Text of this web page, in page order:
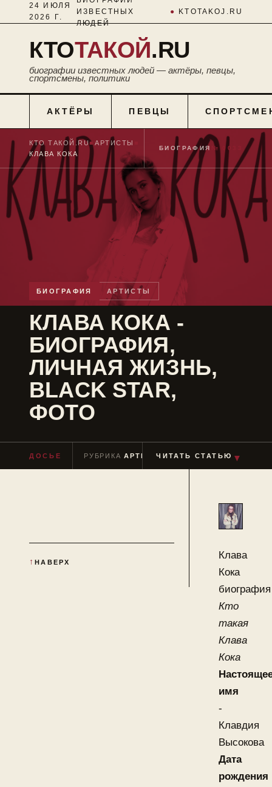
24 ИЮЛЯ
2026 Г.
ИЗВЕСТНЫХ
ЛЮДЕЙ
● KTOTAKOJ.RU
КТОТАКОЙ.RU
биографии известных людей — актёры, певцы,
спортсмены, политики
АКТЁРЫ ПЕВЦЫ
КТО ТАКОЙ.RU■АРТИСТЫ
КЛАВА КОКА
БИОГРАФИЯ № 0033
БИОГРАФИЯ АРТИСТЫ
КЛАВА КОКА -
БИОГРАФИЯ,
ЛИЧНАЯ ЖИЗНЬ,
BLACK STAR,
ФОТО
ДОСЬЕ РУБРИКААРТИСТЫ ЧТЕНИЕ≈ 6 МИН
ЧИТАТЬ СТАТЬЮ ▼
НАВЕРХ
Клава
Кока
биография
Кто
такая
Клава
Кока
имя
-
Клавдия
Высокова
Дата
рождения